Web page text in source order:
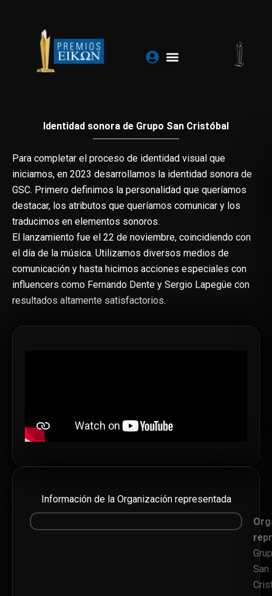
contenido
Identidad sonora de Grupo San Cristóbal
Para completar el proceso de identidad visual que
iniciamos, en 2023 desarrollamos la identidad sonora de
GSC. Primero definimos la personalidad que queríamos
destacar, los atributos que queríamos comunicar y los
traducimos en elementos sonoros.
El lanzamiento fue el 22 de noviembre, coincidiendo con
el día de la música. Utilizamos diversos medios de
comunicación y hasta hicimos acciones especiales con
influencers como Fernando Dente y Sergio Lapegüe con
resultados altamente satisfactorios.
Información de la Organización representada
San